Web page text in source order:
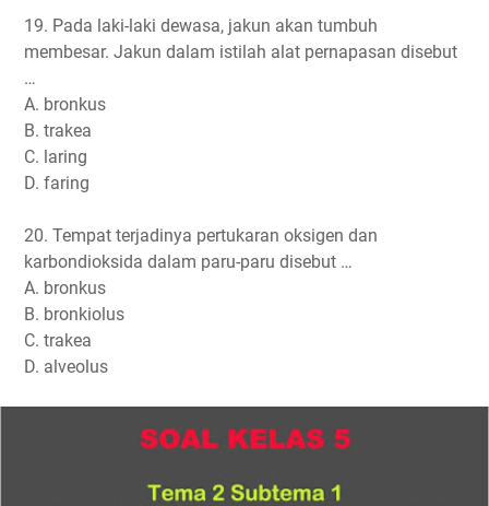
19. Pada laki-laki dewasa, jakun akan tumbuh
membesar. Jakun dalam istilah alat pernapasan disebut
…
A. bronkus
B. trakea
C. laring
D. faring
20. Tempat terjadinya pertukaran oksigen dan
karbondioksida dalam paru-paru disebut …
A. bronkus
B. bronkiolus
C. trakea
D. alveolus